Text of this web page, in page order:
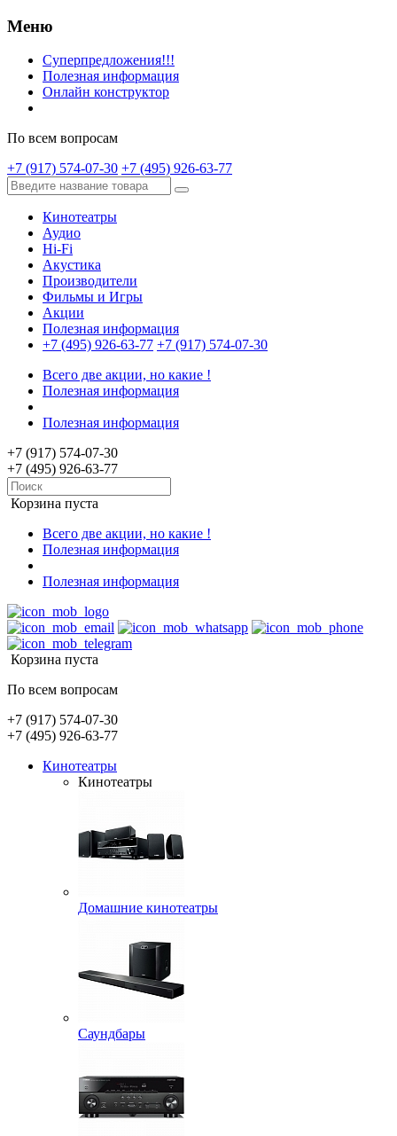
Меню
Суперпредложения!!!
Полезная информация
Онлайн конструктор
По всем вопросам
+7 (917) 574-07-30 +7 (495) 926-63-77
Кинотеатры
Аудио
Hi-Fi
Акустика
Производители
Фильмы и Игры
Акции
Полезная информация
+7 (495) 926-63-77 +7 (917) 574-07-30
Всего две акции, но какие !
Полезная информация
Полезная информация
+7 (917) 574-07-30
+7 (495) 926-63-77
Корзина пуста
Всего две акции, но какие !
Полезная информация
Полезная информация
Корзина пуста
По всем вопросам
+7 (917) 574-07-30
+7 (495) 926-63-77
Кинотеатры
Кинотеатры
Домашние кинотеатры
Саундбары